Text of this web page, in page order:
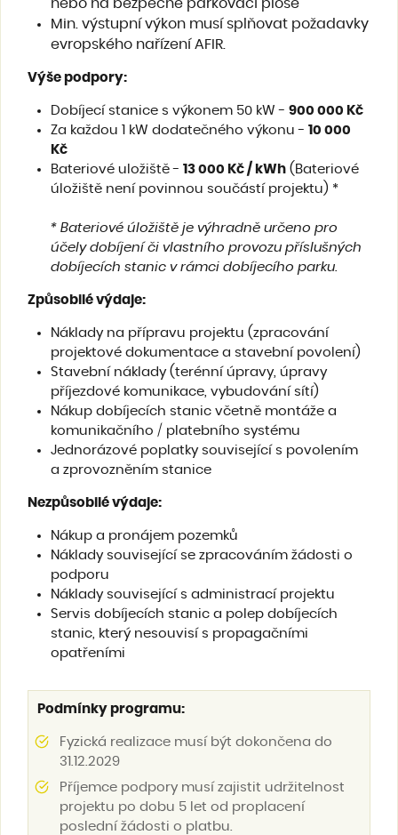
nebo na bezpečné parkovací ploše
Min. výstupní výkon musí splňovat požadavky
evropského nařízení AFIR.
Výše podpory:
Dobíjecí stanice s výkonem 50 kW -900 000 Kč
Za každou 1 kW dodatečného výkonu -10 000
Kč
Bateriové uložiště -13 000 Kč / kWh (Bateriové
úložiště není povinnou součástí projektu) *
* Bateriové úložiště je výhradně určeno pro
účely dobíjení či vlastního provozu příslušných
dobíjecích stanic v rámci dobíjecího parku.
Způsobilé výdaje:
Náklady na přípravu projektu (zpracování
projektové dokumentace a stavební povolení)
Stavební náklady (terénní úpravy, úpravy
příjezdové komunikace, vybudování sítí)
Nákup dobíjecích stanic včetně montáže a
komunikačního / platebního systému
Jednorázové poplatky související s povolením
a zprovozněním stanice
Nezpůsobilé výdaje:
Nákup a pronájem pozemků
Náklady související se zpracováním žádosti o
podporu
Náklady související s administrací projektu
Servis dobíjecích stanic a polep dobíjecích
stanic, který nesouvisí s propagačními
opatřeními
Podmínky programu:
Fyzická realizace musí být dokončena do
31.12.2029
Příjemce podpory musí zajistit udržitelnost
projektu po dobu 5 let od proplacení
poslední žádosti o platbu.